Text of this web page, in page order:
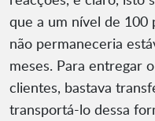
que a um nível de 100
não permaneceria
meses. Para entregar
clientes, bastava
transportá-lo dessa